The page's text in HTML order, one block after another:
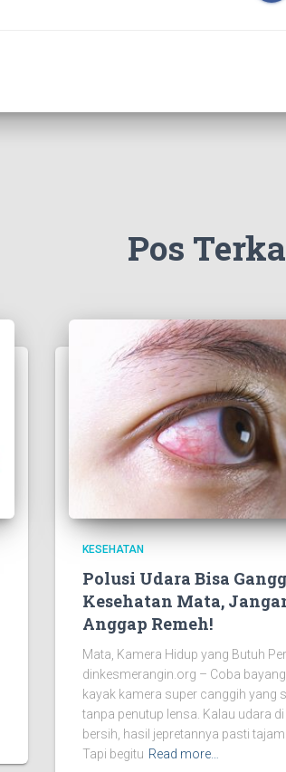
Pos
KESEHATAN
Polusi Udara Bisa
Kesehatan Mata,
Anggap Remeh!
Mata, Kamera Hidup yang Butuh
dinkesmerangin.org – Coba
kayak kamera super canggih yang
tanpa penutup lensa. Kalau udara
bersih, hasil jepretannya pasti tajam
Tapi begitu Read more…